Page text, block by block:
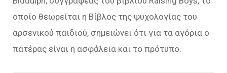
οποίο θεωρείται η Βίβλος της ψυχολογίας του
αρσενικού παιδιού, σημειώνει ότι για τα αγόρια ο
πατέρας είναι η ασφάλεια και το πρότυπο.